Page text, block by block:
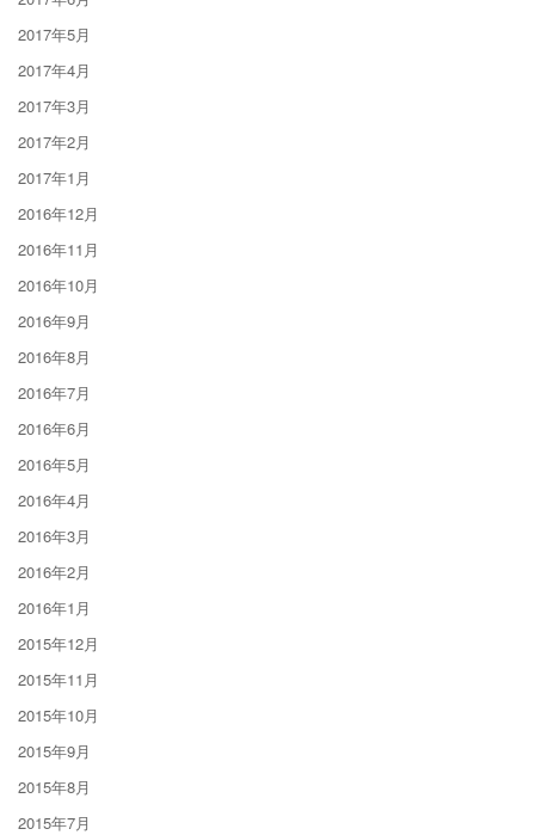
2017年5月
2017年4月
2017年3月
2017年2月
2017年1月
2016年12月
2016年11月
2016年10月
2016年9月
2016年8月
2016年7月
2016年6月
2016年5月
2016年4月
2016年3月
2016年2月
2016年1月
2015年12月
2015年11月
2015年10月
2015年9月
2015年8月
2015年7月